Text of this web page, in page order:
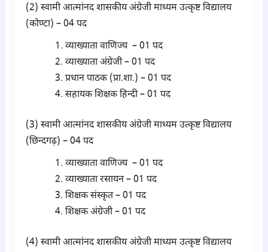
(2) स्वामी आत्मांनद शासकीय अंग्रेजी माध्यम उत्कृष्ट विद्यालय
(कोण्टा) – 04 पद
व्याख्याता वाणिज्य – 01 पद
व्याख्याता अंग्रेजी – 01 पद
प्रधान पाठक (प्रा.शा.) – 01 पद
सहायक शिक्षक हिन्दी – 01 पद
(3) स्वामी आत्मांनद शासकीय अंग्रेजी माध्यम उत्कृष्ट विद्यालय
(छिन्दगढ़) – 04 पद
व्याख्याता वाणिज्य – 01 पद
व्याख्याता रसायन – 01 पद
शिक्षक संस्कृत – 01 पद
शिक्षक अंग्रेजी – 01 पद
(4) स्वामी आत्मांनद शासकीय अंग्रेजी माध्यम उत्कृष्ट विद्यालय